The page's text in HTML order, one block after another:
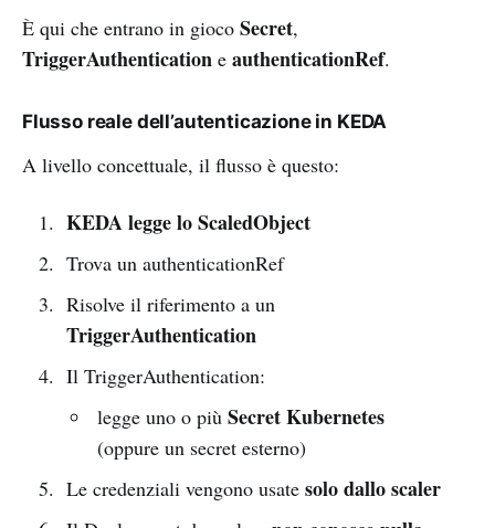
È qui che entrano in gioco Secret,
TriggerAuthentication e authenticationRef.
Flusso reale dell’autenticazione in KEDA
A livello concettuale, il flusso è questo:
KEDA legge lo ScaledObject
Trova un authenticationRef
Risolve il riferimento a un
TriggerAuthentication
Il TriggerAuthentication:
legge uno o piùSecret Kubernetes
(oppure un secret esterno)
Le credenziali vengono usate solo dallo scaler